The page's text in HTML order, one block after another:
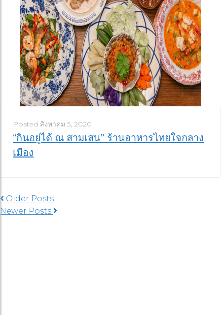
Posted สิงหาคม 5, 2020
“กินอยู่ได้ ณ สามเสน” ร้านอาหารไทยใจกลาง
เมือง
Older Posts
Newer Posts